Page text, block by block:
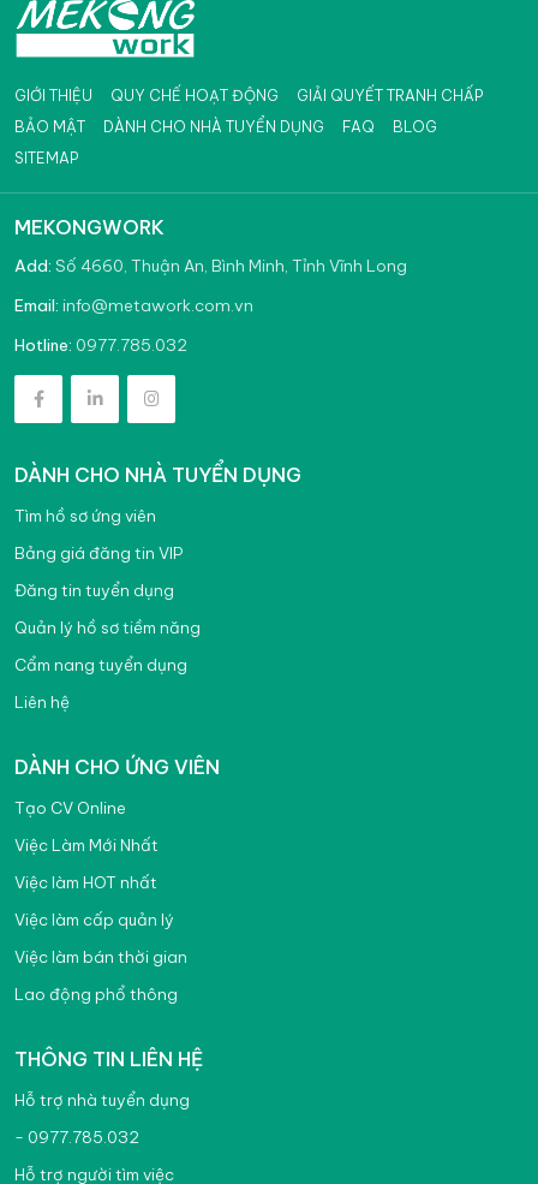
GIỚI THIỆU QUY CHẾ HOẠT ĐỘNG
GIẢI QUYẾT TRANH CHẤP
BẢO MẬT
DÀNH CHO NHÀ TUYỂN DỤNG FAQ
BLOG
SITEMAP
MEKONGWORK
Add: Số 4660, Thuận An, Bình Minh, Tỉnh Vĩnh Long
Email: info@metawork.com.vn
Hotline: 0977.785.032
DÀNH CHO NHÀ TUYỂN DỤNG
Tìm hồ sơ ứng viên
Bảng giá đăng tin VIP
Đăng tin tuyển dụng
Quản lý hồ sơ tiềm năng
Cẩm nang tuyển dụng
Liên hệ
DÀNH CHO ỨNG VIÊN
Tạo CV Online
Việc Làm Mới Nhất
Việc làm HOT nhất
Việc làm cấp quản lý
Việc làm bán thời gian
Lao động phổ thông
THÔNG TIN LIÊN HỆ
Hỗ trợ nhà tuyển dụng
- 0977.785.032
Hỗ trợ người tìm việc